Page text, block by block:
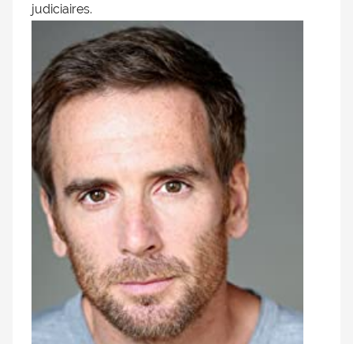
séries
doublage
judiciaires.